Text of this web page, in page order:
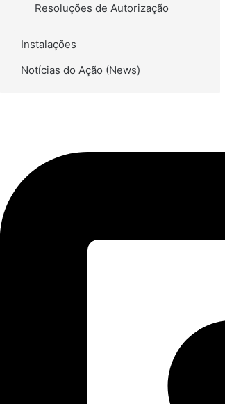
Resoluções de Autorização
Instalações
Notícias do Ação (News)